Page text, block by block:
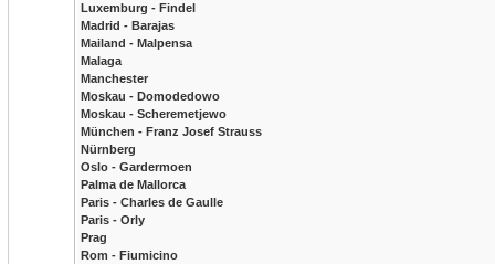
Luxemburg - Findel
Madrid - Barajas
Mailand - Malpensa
Malaga
Manchester
Moskau - Domodedowo
Moskau - Scheremetjewo
München - Franz Josef Strauss
Nürnberg
Oslo - Gardermoen
Palma de Mallorca
Paris - Charles de Gaulle
Paris - Orly
Prag
Rom - Fiumicino